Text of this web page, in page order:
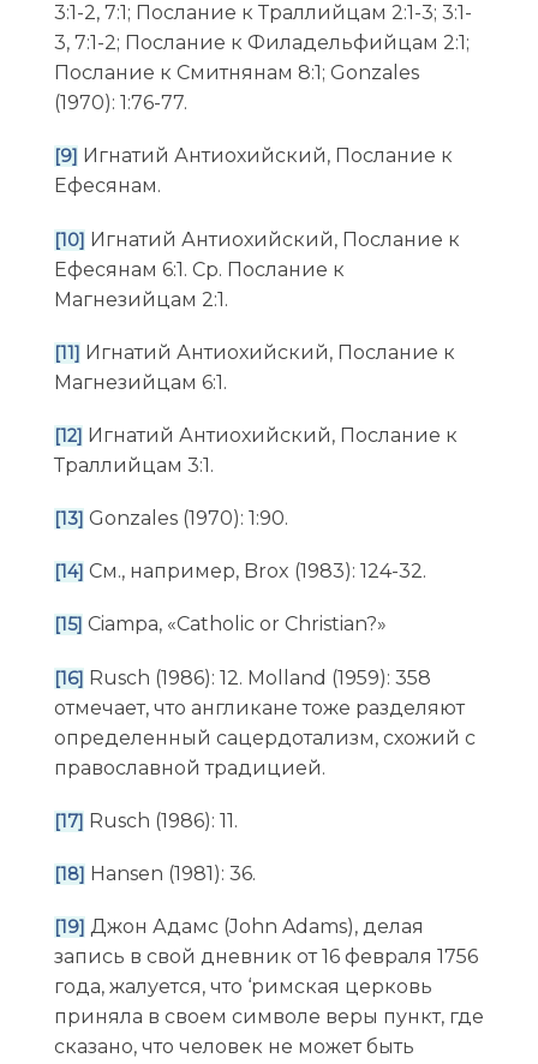
3:1-2, 7:1; Послание к Траллийцам 2:1-3; 3:1-
3, 7:1-2; Послание к Филадельфийцам 2:1;
Послание к Смитнянам 8:1; Gonzales
(1970): 1:76-77.
[9] Игнатий Антиохийский, Послание к
Ефесянам.
[10] Игнатий Антиохийский, Послание к
Ефесянам 6:1. Ср. Послание к
Магнезийцам 2:1.
[11] Игнатий Антиохийский, Послание к
Магнезийцам 6:1.
[12] Игнатий Антиохийский, Послание к
Траллийцам 3:1.
[13] Gonzales (1970): 1:90.
[14] См., например, Brox (1983): 124-32.
[15] Ciampa, «Catholic or Christian?»
[16] Rusch (1986): 12. Molland (1959): 358
отмечает, что англикане тоже разделяют
определенный сацердотализм, схожий с
православной традицией.
[17] Rusch (1986): 11.
[18] Hansen (1981): 36.
[19] Джон Адамс (John Adams), делая
запись в свой дневник от 16 февраля 1756
года, жалуется, что ‘римская церковь
приняла в своем символе веры пункт, где
сказано, что человек не может быть